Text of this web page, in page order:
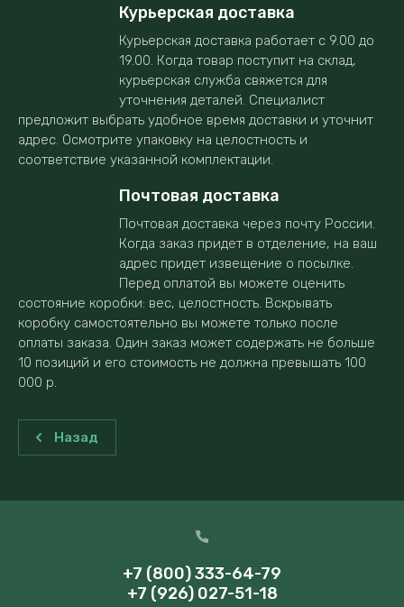
Курьерская доставка
Курьерская доставка работает с 9.00 до
19.00. Когда товар поступит на склад,
курьерская служба свяжется для
уточнения деталей. Специалист
предложит выбрать удобное время доставки и уточнит
адрес. Осмотрите упаковку на целостность и
соответствие указанной комплектации.
Почтовая доставка
Почтовая доставка через почту России.
Когда заказ придет в отделение, на ваш
адрес придет извещение о посылке.
Перед оплатой вы можете оценить
состояние коробки: вес, целостность. Вскрывать
коробку самостоятельно вы можете только после
оплаты заказа. Один заказ может содержать не больше
10 позиций и его стоимость не должна превышать 100
000 р.
Назад
+7 (800) 333-64-79
+7 (926) 027-51-18